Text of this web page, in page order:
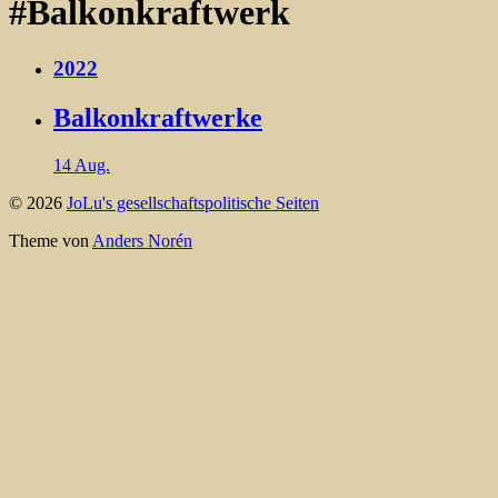
#Balkonkraftwerk
2022
Balkonkraftwerke
14 Aug.
© 2026 JoLu's gesellschaftspolitische Seiten
Theme von Anders Norén